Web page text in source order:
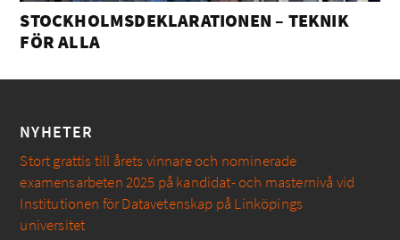
STOCKHOLMSDEKLARATIONEN – TEKNIK
FÖR ALLA
NYHETER
Stort grattis till årets vinnare och nominerade
examensarbeten 2025 på kandidat- och masternivå vid
Institutionen för Datavetenskap på Linköpings
universitet